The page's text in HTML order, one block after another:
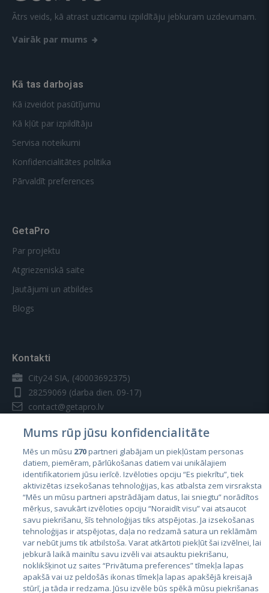
Ātrs veids, kā atrast uzticamu izpildītāju jebkuram uzdevumam.
Vairāk par mums
Kā tas darbojas
Kā izveidot pasūtījumu
Kā kļūt par izpildītāju
Servisa noteikumi
Konfidencialitātes politika
Pārvaldīt preferences
GetaPro
Par projektu
Atgriezeniskā saite
Jautājumi un atbildes
Blogs
Kontakti
City24 SIA, (40003692375)
28259069 (darba dien. 09-17)
contact@getapro.lv
Valstis
Igaunija
Latvija
Lietuva
Mums rūp jūsu konfidencialitāte
Mēs un mūsu 270partneri glabājam un piekļūstam personas
datiem, piemēram, pārlūkošanas datiem vai unikālajiem
identifikatoriem jūsu ierīcē. Izvēloties opciju “Es piekrītu”, tiek
aktivizētas izsekošanas tehnoloģijas, kas atbalsta zem virsraksta
“Mēs un mūsu partneri apstrādājam datus, lai sniegtu” norādītos
mērķus, savukārt izvēloties opciju “Noraidīt visu” vai atsaucot
savu piekrišanu, šīs tehnoloģijas tiks atspējotas. Ja izsekošanas
tehnoloģijas ir atspējotas, daļa no redzamā satura un reklāmām
var nebūt jums tik atbilstoša. Varat atkārtoti piekļūt šai izvēlnei, lai
jebkurā laikā mainītu savu izvēli vai atsauktu piekrišanu,
noklikšķinot uz saites “Privātuma preferences” tīmekļa lapas
apakšā vai uz peldošās ikonas tīmekļa lapas apakšējā kreisajā
stūrī, ja tāda ir redzama. Jūsu izvēle būs spēkā mūsu piekrišanas